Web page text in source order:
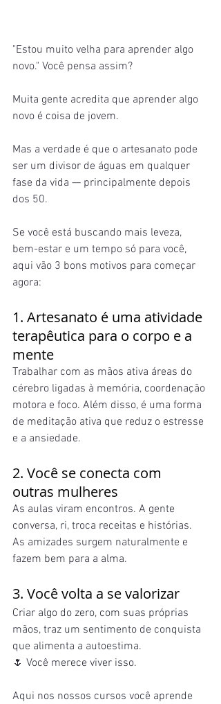
"Estou muito velha para aprender algo
novo." Você pensa assim?
Muita gente acredita que aprender algo
novo é coisa de jovem.
Mas a verdade é que o artesanato pode
ser um divisor de águas em qualquer
fase da vida — principalmente depois
dos 50.
Se você está buscando mais leveza,
bem-estar e um tempo só para você,
aqui vão 3 bons motivos para começar
agora:
1. Artesanato é uma atividade
terapêutica para o corpo e a
mente
Trabalhar com as mãos ativa áreas do
cérebro ligadas à memória, coordenação
motora e foco. Além disso, é uma forma
de meditação ativa que reduz o estresse
e a ansiedade.
2. Você se conecta com
outras mulheres
As aulas viram encontros. A gente
conversa, ri, troca receitas e histórias.
As amizades surgem naturalmente e
fazem bem para a alma.
3. Você volta a se valorizar
Criar algo do zero, com suas próprias
mãos, traz um sentimento de conquista
que alimenta a autoestima.
🌷 Você merece viver isso.
Aqui nos nossos cursos você aprende